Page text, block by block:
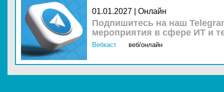
01.01.2027 | Онлайн
Подпишитесь на наш
мероприятия в сфере ИТ и
Вебкаст веб/онлайн